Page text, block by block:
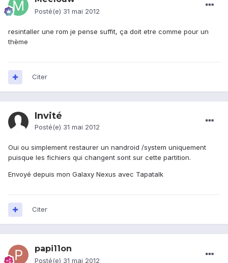
Posté(e) 31 mai 2012
resintaller une rom je pense suffit, ça doit etre comme pour un
thème
Citer
Invité
Posté(e) 31 mai 2012
Oui ou simplement restaurer un nandroid /system uniquement
puisque les fichiers qui changent sont sur cette partition.
Envoyé depuis mon Galaxy Nexus avec Tapatalk
Citer
papi11on
Posté(e) 31 mai 2012